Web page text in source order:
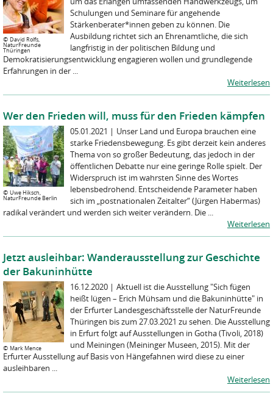
© David Rolfs,
NaturFreunde
Thüringen
Schulungen und Seminare für angehende
Stärkenberater*innen geben zu können. Die
Ausbildung richtet sich an Ehrenamtliche, die sich
langfristig in der politischen Bildung und
Demokratisierungsentwicklung engagieren wollen und grundlegende
Erfahrungen in der ...
Weiterlesen
Wer den Frieden will, muss für den Frieden kämpfen
© Uwe Hiksch,
NaturFreunde Berlin
05.01.2021 | Unser Land und Europa brauchen eine
starke Friedensbewegung. Es gibt derzeit kein anderes
Thema von so großer Bedeutung, das jedoch in der
öffentlichen Debatte nur eine geringe Rolle spielt. Der
Widerspruch ist im wahrsten Sinne des Wortes
lebensbedrohend. Entscheidende Parameter haben
sich im „postnationalen Zeitalter“ (Jürgen Habermas)
radikal verändert und werden sich weiter verändern. Die ...
Weiterlesen
Jetzt ausleihbar: Wanderausstellung zur Geschichte
der Bakuninhütte
© Mark Mence
16.12.2020 | Aktuell ist die Ausstellung "Sich fügen
heißt lügen – Erich Mühsam und die Bakuninhütte" in
der Erfurter Landesgeschäftsstelle der NaturFreunde
Thüringen bis zum 27.03.2021 zu sehen. Die Ausstellung
in Erfurt folgt auf Ausstellungen in Gotha (Tivoli, 2018)
und Meiningen (Meininger Museen, 2015). Mit der
Erfurter Ausstellung auf Basis von Hängefahnen wird diese zu einer
ausleihbaren ...
Weiterlesen